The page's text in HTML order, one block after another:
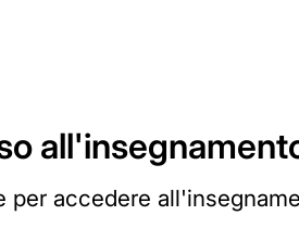
accedere